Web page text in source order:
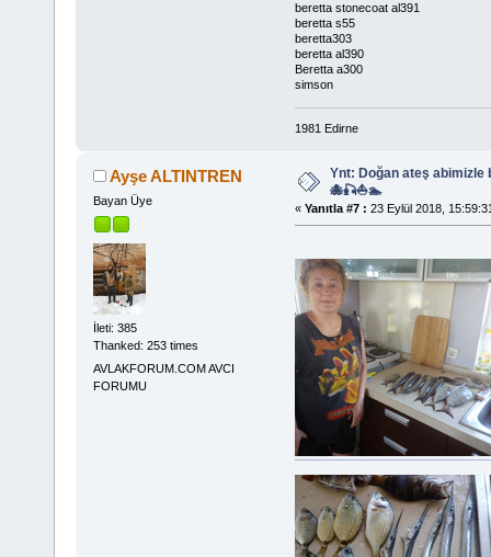
beretta stonecoat al391
beretta s55
beretta303
beretta al390
Beretta a300
simson
1981 Edirne
Ayşe ALTINTREN
Bayan Üye
İleti: 385
Thanked: 253 times
AVLAKFORUM.COM AVCI
FORUMU
Ynt: Doğan ateş
🐙🎣⛵🏊
« Yanıtla #7 : 23 Eylül 2018,